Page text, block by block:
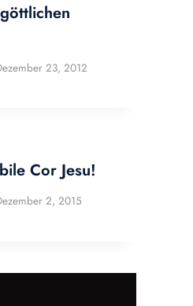
23, 2012
Cor Jesu!
2, 2015